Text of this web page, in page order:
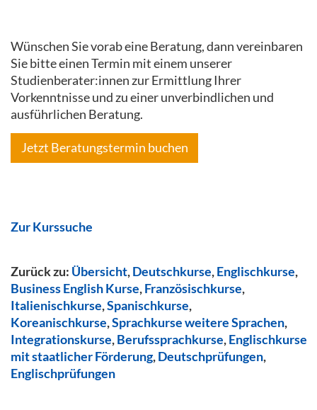
Wünschen Sie vorab eine Beratung, dann vereinbaren
Sie bitte einen Termin mit einem unserer
Studienberater:innen zur Ermittlung Ihrer
Vorkenntnisse und zu einer unverbindlichen und
ausführlichen Beratung.
Jetzt Beratungstermin buchen
Zur Kurssuche
Zurück zu: Übersicht,Deutschkurse,Englischkurse,
Business English Kurse,Französischkurse,
Italienischkurse,Spanischkurse,
Koreanischkurse,Sprachkurse weitere Sprachen,
Integrationskurse,Berufssprachkurse,Englischkurse
mit staatlicher Förderung,Deutschprüfungen,
Englischprüfungen